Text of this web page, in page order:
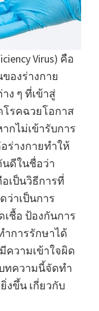
Virus) คือ
องร่างกาย
ง ๆ ที่เข้าสู่
โรคฉวยโอกาส
กไม่เข้ารับการ
ร่างกายทำให้
ดีในชื่อว่า
เป็นวิธีการที่
าเป็นการ
ชื้อ ป้องกันการ
ำการรักษาได้
ความเข้าใจผิด
ทความนี้จัดทำ
งขึ้น เกี่ยวกับ